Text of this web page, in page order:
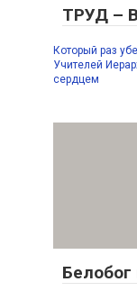
ТРУД –
Который раз
Учителей
сердцем
Белобог